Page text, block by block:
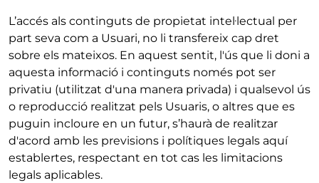
L’accés als continguts de propietat intel·lectual per
part seva com a Usuari, no li transfereix cap dret
sobre els mateixos. En aquest sentit, l'ús que li doni a
aquesta informació i continguts només pot ser
privatiu (utilitzat d'una manera privada) i qualsevol ús
o reproducció realitzat pels Usuaris, o altres que es
puguin incloure en un futur, s’haurà de realitzar
d'acord amb les previsions i polítiques legals aquí
establertes, respectant en tot cas les limitacions
legals aplicables.